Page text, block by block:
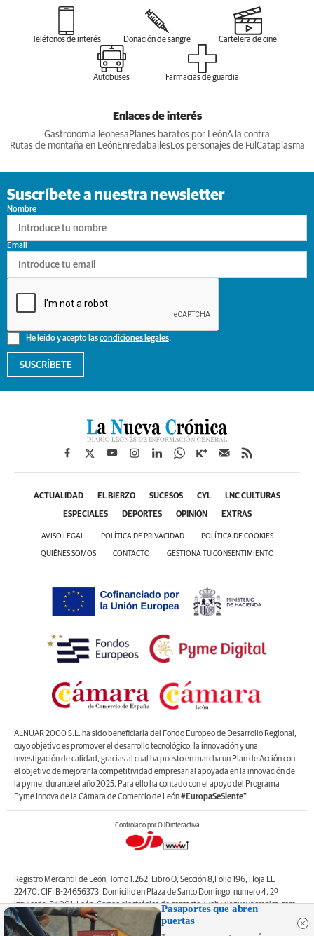
Teléfonos de interés Donación de sangre Cartelera de cine
Autobuses Farmacias de guardia
Enlaces de interés
Gastronomia leonesa Planes baratos por LeónA la contra
Rutas de montaña en LeónEnredabailesLos personajes de Ful Cataplasma
Suscríbete a nuestra newsletter
Nombre
He leído y acepto lascondiciones legales.
Email
SUSCRÍBETE
ACTUALIDAD EL BIERZO SUCESOS CYL LNC CULTURAS
ESPECIALES DEPORTES OPINIÓN EXTRAS
AVISO LEGAL POLÍTICA DE PRIVACIDAD POLÍTICA DE COOKIES
QUIÉNES SOMOS CONTACTO GESTIONA TU CONSENTIMIENTO
ALNUAR 2000 S.L. ha sido beneficiaria del Fondo Europeo de Desarrollo Regional,
cuyo objetivo es promover el desarrollo tecnológico, la innovación y una
investigación de calidad, gracias al cual ha puesto en marcha un Plan de Acción con
el objetivo de mejorar la competitividad empresarial apoyada en la innovación de
la pyme, durante el año 2025. Para ello ha contado con el apoyo del Programa
Pyme Innova de la Cámara de Comercio de León#EuropaSeSiente”
Controlado por OJDinteractiva
Registro Mercantil de León, Tomo 1.262, Libro O, Sección 8,Folio 196, Hoja LE
22470. CIF: B-24656373. Domicilio en Plaza de Santo Domingo, número 4, 2º
izquierda, 24001, León. Correo electrónico de contacto: web@lanuevacronica.com.
Copyright © ALNUAR 2000 S.L. (LA NUEVA CRÓNICA). Incluye contenidos de la
empresa, de empresas del grupo o de terceros.
Pasaportes que abren
puertas